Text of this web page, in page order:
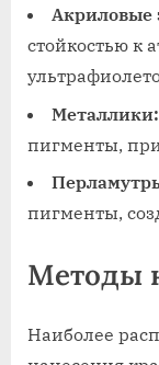
Акриловые
стойкостью к
Металлики:
пигменты,
пигменты,
Методы
Наиболее